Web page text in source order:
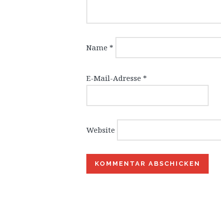
Name *
E-Mail-Adresse *
Website